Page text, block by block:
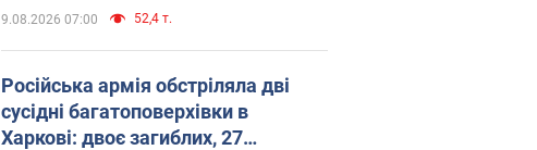
9.08.2026 07:00 52,4 т.
Російська армія обстріляла дві
сусідні багатоповерхівки в
Харкові: двоє загиблих, 27